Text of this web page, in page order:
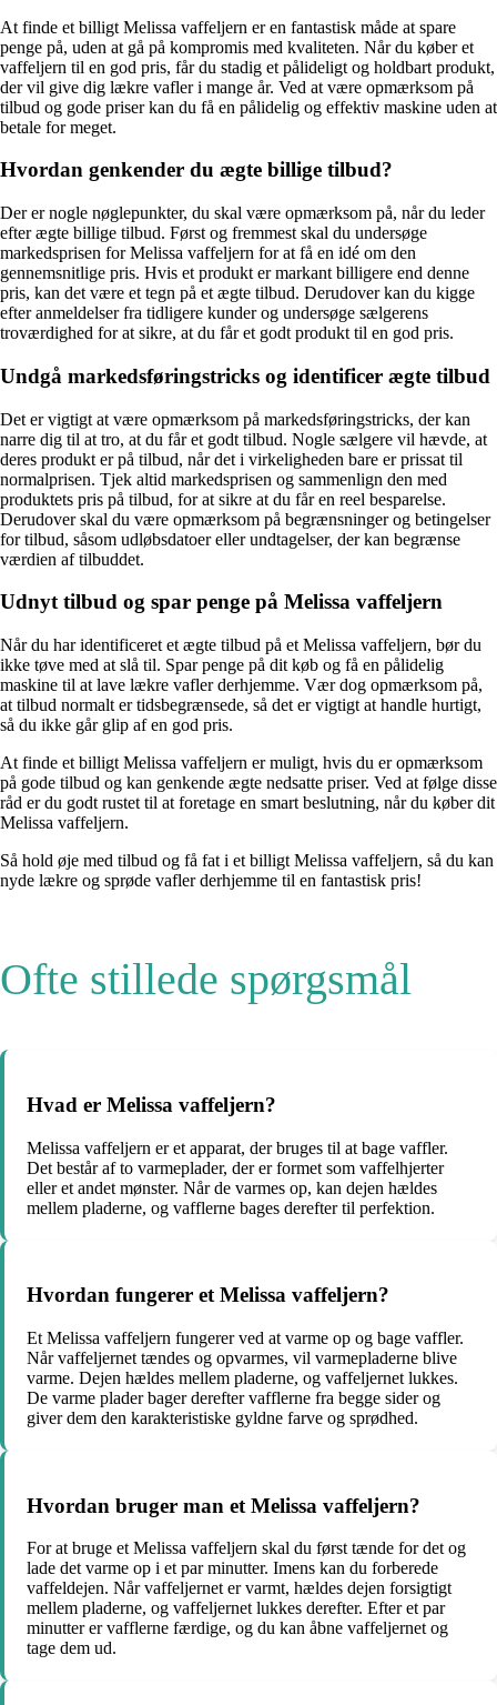
At finde et billigt Melissa vaffeljern er en fantastisk måde at spare
penge på, uden at gå på kompromis med kvaliteten. Når du køber et
vaffeljern til en god pris, får du stadig et pålideligt og holdbart produkt,
der vil give dig lækre vafler i mange år. Ved at være opmærksom på
tilbud og gode priser kan du få en pålidelig og effektiv maskine uden at
betale for meget.
Hvordan genkender du ægte billige tilbud?
Der er nogle nøglepunkter, du skal være opmærksom på, når du leder
efter ægte billige tilbud. Først og fremmest skal du undersøge
markedsprisen for Melissa vaffeljern for at få en idé om den
gennemsnitlige pris. Hvis et produkt er markant billigere end denne
pris, kan det være et tegn på et ægte tilbud. Derudover kan du kigge
efter anmeldelser fra tidligere kunder og undersøge sælgerens
troværdighed for at sikre, at du får et godt produkt til en god pris.
Undgå markedsføringstricks og identificer ægte tilbud
Det er vigtigt at være opmærksom på markedsføringstricks, der kan
narre dig til at tro, at du får et godt tilbud. Nogle sælgere vil hævde, at
deres produkt er på tilbud, når det i virkeligheden bare er prissat til
normalprisen. Tjek altid markedsprisen og sammenlign den med
produktets pris på tilbud, for at sikre at du får en reel besparelse.
Derudover skal du være opmærksom på begrænsninger og betingelser
for tilbud, såsom udløbsdatoer eller undtagelser, der kan begrænse
værdien af tilbuddet.
Udnyt tilbud og spar penge på Melissa vaffeljern
Når du har identificeret et ægte tilbud på et Melissa vaffeljern, bør du
ikke tøve med at slå til. Spar penge på dit køb og få en pålidelig
maskine til at lave lækre vafler derhjemme. Vær dog opmærksom på,
at tilbud normalt er tidsbegrænsede, så det er vigtigt at handle hurtigt,
så du ikke går glip af en god pris.
At finde et billigt Melissa vaffeljern er muligt, hvis du er opmærksom
på gode tilbud og kan genkende ægte nedsatte priser. Ved at følge disse
råd er du godt rustet til at foretage en smart beslutning, når du køber dit
Melissa vaffeljern.
Så hold øje med tilbud og få fat i et billigt Melissa vaffeljern, så du kan
nyde lækre og sprøde vafler derhjemme til en fantastisk pris!
Ofte stillede spørgsmål
Hvad er Melissa vaffeljern?
Melissa vaffeljern er et apparat, der bruges til at bage vaffler.
Det består af to varmeplader, der er formet som vaffelhjerter
eller et andet mønster. Når de varmes op, kan dejen hældes
mellem pladerne, og vafflerne bages derefter til perfektion.
Hvordan fungerer et Melissa vaffeljern?
Et Melissa vaffeljern fungerer ved at varme op og bage vaffler.
Når vaffeljernet tændes og opvarmes, vil varmepladerne blive
varme. Dejen hældes mellem pladerne, og vaffeljernet lukkes.
De varme plader bager derefter vafflerne fra begge sider og
giver dem den karakteristiske gyldne farve og sprødhed.
Hvordan bruger man et Melissa vaffeljern?
For at bruge et Melissa vaffeljern skal du først tænde for det og
lade det varme op i et par minutter. Imens kan du forberede
vaffeldejen. Når vaffeljernet er varmt, hældes dejen forsigtigt
mellem pladerne, og vaffeljernet lukkes derefter. Efter et par
minutter er vafflerne færdige, og du kan åbne vaffeljernet og
tage dem ud.